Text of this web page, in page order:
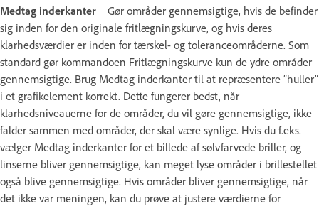
Medtag inderkanter
Gør områder gennemsigtige, hvis de befinder
sig inden for den originale fritlægningskurve, og hvis deres
klarhedsværdier er inden for tærskel- og toleranceområderne. Som
standard gør kommandoen Fritlægningskurve kun de ydre områder
gennemsigtige. Brug Medtag inderkanter til at repræsentere ”huller”
i et grafikelement korrekt. Dette fungerer bedst, når
klarhedsniveauerne for de områder, du vil gøre gennemsigtige, ikke
falder sammen med områder, der skal være synlige. Hvis du f.eks.
vælger Medtag inderkanter for et billede af sølvfarvede briller, og
linserne bliver gennemsigtige, kan meget lyse områder i brillestellet
også blive gennemsigtige. Hvis områder bliver gennemsigtige, når
det ikke var meningen, kan du prøve at justere værdierne for